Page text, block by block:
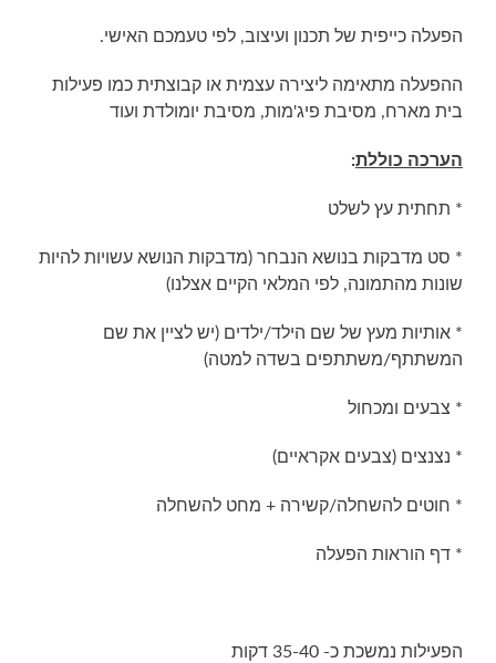
הפעלה כייפית של תכנון ועיצוב, לפי טעמכם האישי.
ההפעלה מתאימה ליצירה עצמית או קבוצתית כמו פעילות
בית מארח, מסיבת פיג'מות, מסיבת יומולדת ועוד
הערכה כוללת:
* תחתית עץ לשלט
* סט מדבקות בנושא הנבחר (מדבקות הנושא עשויות להיות
שונות מהתמונה, לפי המלאי הקיים אצלנו)
* אותיות מעץ של שם הילד/ילדים (יש לציין את שם
המשתתף/משתתפים בשדה למטה)
* צבעים ומכחול
* נצנצים (צבעים אקראיים)
* חוטים להשחלה/קשירה + מחט להשחלה
* דף הוראות הפעלה
הפעילות נמשכת כ- 35-40 דקות